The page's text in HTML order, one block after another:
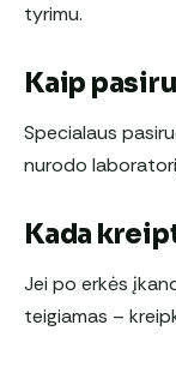
tyrimu.
Kaip
Specialaus
nurodo
Kada
Jei po erkės
teigiamas –